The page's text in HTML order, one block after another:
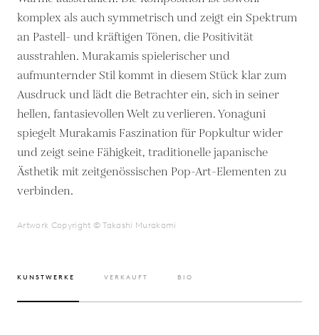
komplex als auch symmetrisch und zeigt ein Spektrum
an Pastell- und kräftigen Tönen, die Positivität
ausstrahlen. Murakamis spielerischer und
aufmunternder Stil kommt in diesem Stück klar zum
Ausdruck und lädt die Betrachter ein, sich in seiner
hellen, fantasievollen Welt zu verlieren. Yonaguni
spiegelt Murakamis Faszination für Popkultur wider
und zeigt seine Fähigkeit, traditionelle japanische
Ästhetik mit zeitgenössischen Pop-Art-Elementen zu
verbinden.
Artwork Copyright © Takashi Murakami
KUNSTWERKE VERKAUFT BIO